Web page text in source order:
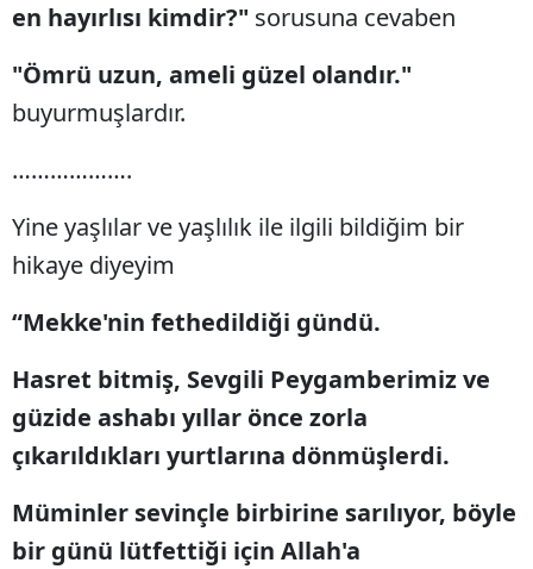
en hayırlısı kimdir?" sorusuna cevaben
"Ömrü uzun, ameli güzel olandır."
buyurmuşlardır.
……………….
Yine yaşlılar ve yaşlılık ile ilgili bildiğim bir
hikaye diyeyim
“Mekke'nin fethedildiği gündü.
Hasret bitmiş, Sevgili Peygamberimiz ve
güzide ashabı yıllar önce zorla
çıkarıldıkları yurtlarına dönmüşlerdi.
Müminler sevinçle birbirine sarılıyor, böyle
bir günü lütfettiği için Allah'a